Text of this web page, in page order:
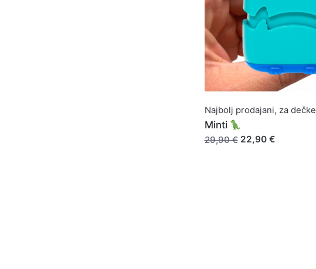
Najbolj prodajani, za dečke
Minti
29,90 €22,90 €